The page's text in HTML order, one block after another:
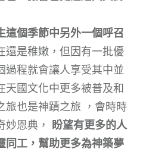
這個季節中另外一個呼召
還是稚嫩，但因有一批優
過程就會讓人享受其中並
天國文化中更多被普及和
旅也是神蹟之旅 ，會時時
妙恩典，
盼望有更多的人
同工，幫助更多為神築夢